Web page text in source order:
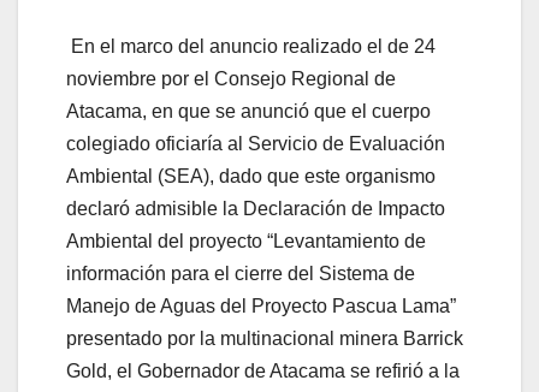
En el marco del anuncio realizado el de 24
noviembre por el Consejo Regional de
Atacama, en que se anunció que el cuerpo
colegiado oficiaría al Servicio de Evaluación
Ambiental (SEA), dado que este organismo
declaró admisible la Declaración de Impacto
Ambiental del proyecto “Levantamiento de
información para el cierre del Sistema de
Manejo de Aguas del Proyecto Pascua Lama”
presentado por la multinacional minera Barrick
Gold, el Gobernador de Atacama se refirió a la